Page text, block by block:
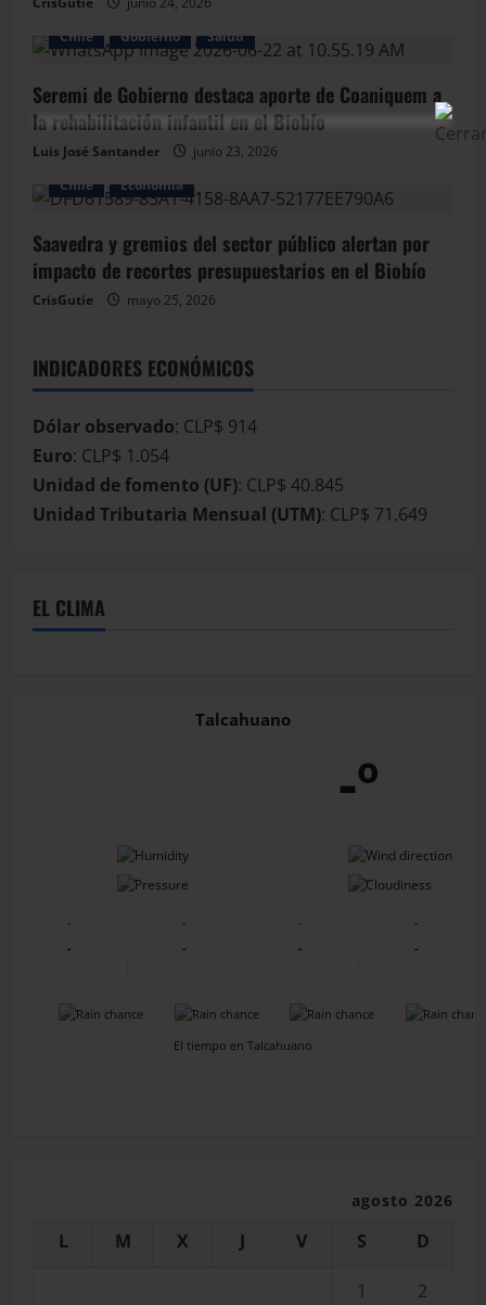
Chile
Gobierno Salud
Seremi de Gobierno destaca aporte de Coaniquem a
la rehabilitación infantil en el Biobío
Luis José Santander
junio 23, 2026
Chile
Economía
Saavedra y gremios del sector público alertan por
impacto de recortes presupuestarios en el Biobío
CrisGutie mayo 25, 2026
INDICADORES ECONÓMICOS
Dólar observado: CLP$ 914
Euro: CLP$ 1.054
Unidad de fomento (UF): CLP$ 40.845
Unidad Tributaria Mensual (UTM): CLP$ 71.649
EL CLIMA
Talcahuano
-º
-
-
-
-
-
-
-
-
-
-
-
-
-
-
-
-
El tiempo en Talcahuano
agosto 2026
L M X J V S D
1
2